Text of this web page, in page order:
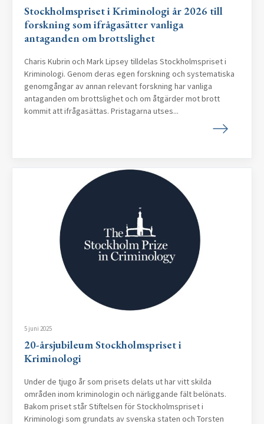
Stockholmspriset i Kriminologi år 2026 till
forskning som ifrågasätter vanliga
antaganden om brottslighet
Charis Kubrin och Mark Lipsey tilldelas Stockholmspriset i
Kriminologi. Genom deras egen forskning och systematiska
genomgångar av annan relevant forskning har vanliga
antaganden om brottslighet och om åtgärder mot brott
kommit att ifrågasättas. Pristagarna utses...
5 juni 2025
20-årsjubileum Stockholmspriset i
Kriminologi
Under de tjugo år som prisets delats ut har vitt skilda
områden inom kriminologin och närliggande fält belönats.
Bakom priset står Stiftelsen för Stockholmspriset i
Kriminologi som grundats av svenska staten och Torsten